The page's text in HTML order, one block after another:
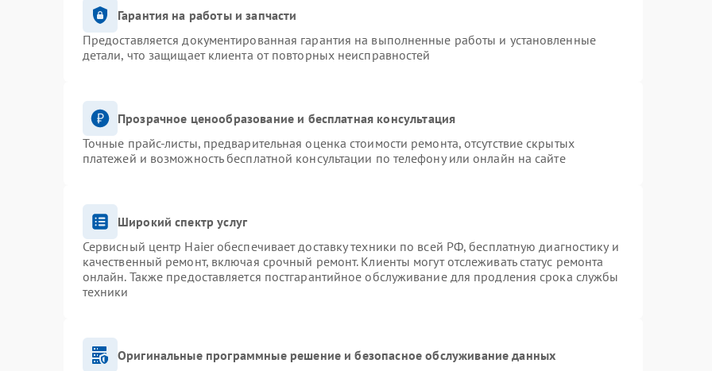
Гарантия на работы и запчасти
Предоставляется документированная гарантия на выполненные работы и установленные
детали, что защищает клиента от повторных неисправностей
Прозрачное ценообразование и бесплатная консультация
Точные прайс-листы, предварительная оценка стоимости ремонта, отсутствие скрытых
платежей и возможность бесплатной консультации по телефону или онлайн на сайте
Широкий спектр услуг
Сервисный центр Haier обеспечивает доставку техники по всей РФ, бесплатную диагностику и
качественный ремонт, включая срочный ремонт. Клиенты могут отслеживать статус ремонта
онлайн. Также предоставляется постгарантийное обслуживание для продления срока службы
техники
Оригинальные программные решение и безопасное обслуживание данных